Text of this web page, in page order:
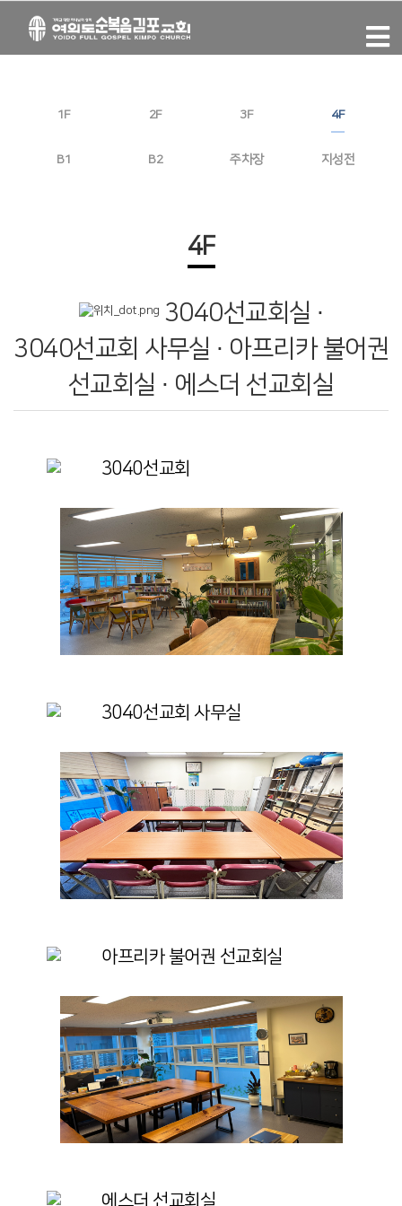
1F 2F 3F 4F
B1 B2 주차장 지성전
4F
3040선교회실 ∙
3040선교회 사무실 ∙ 아프리카 불어권
선교회실 ∙ 에스더 선교회실
3040선교회
3040선교회 사무실
아프리카 불어권 선교회실
에스더 선교회실